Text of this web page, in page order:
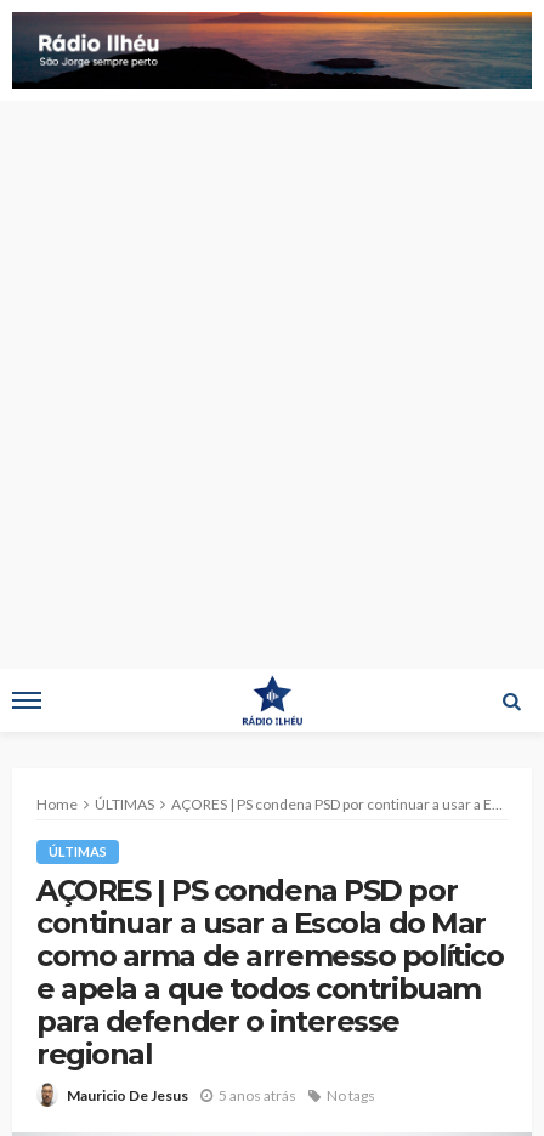
Home ÚLTIMAS AÇORES | PS condena PSD por continuar a usar a Escola do Mar como arma de arremesso político e apela a que todos contribuam para defender o interesse regional
ÚLTIMAS
AÇORES | PS condena PSD por
continuar a usar a Escola do Mar
como arma de arremesso político
e apela a que todos contribuam
para defender o interesse
regional
Mauricio De Jesus 5 anos atrás No tags